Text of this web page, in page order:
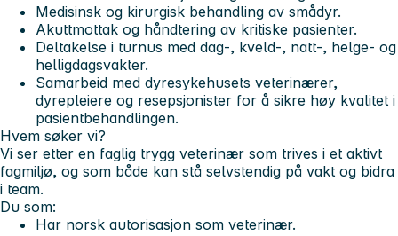
Medisinsk og kirurgisk behandling av smådyr.
Akuttmottak og håndtering av kritiske pasienter.
Deltakelse i turnus med dag-, kveld-, natt-, helge- og
helligdagsvakter.
Samarbeid med dyresykehusets veterinærer,
dyrepleiere og resepsjonister for å sikre høy kvalitet i
pasientbehandlingen.
Hvem søker vi?
Vi ser etter en faglig trygg veterinær som trives i et aktivt
fagmiljø, og som både kan stå selvstendig på vakt og bidra
i team.
Du som:
Har norsk autorisasjon som veterinær.